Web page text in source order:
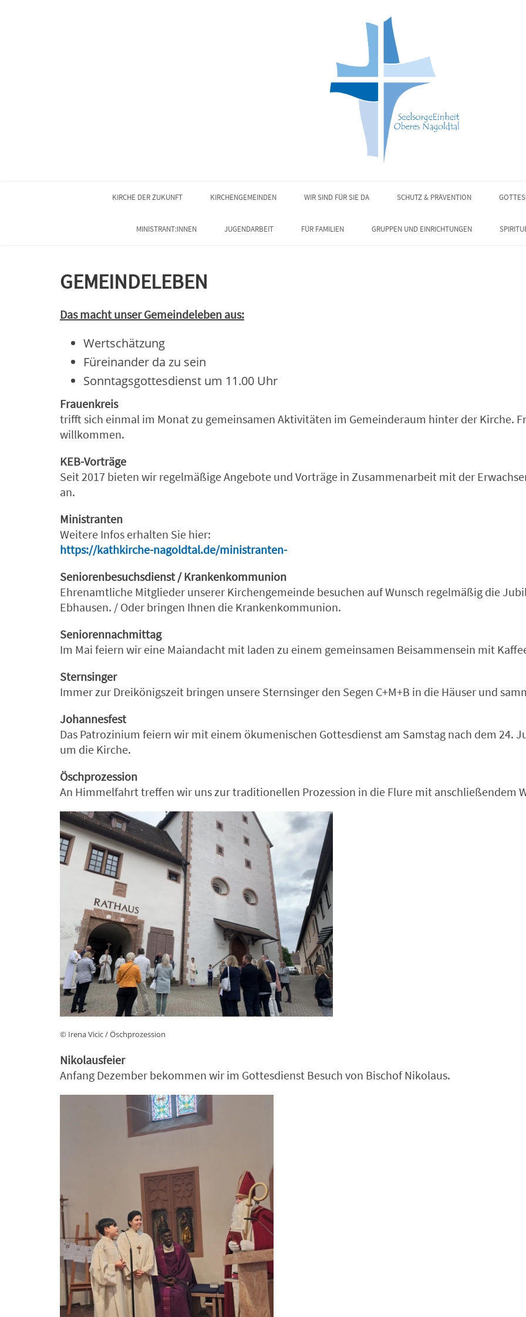
KIRCHE DER ZUKUNFT KIRCHENGEMEINDEN WIR SIND FÜR SIE DA SCHUTZ & PRÄVENTION
MINISTRANT:INNEN JUGENDARBEIT FÜR FAMILIEN GRUPPEN UND EINRICHTUNGEN
GEMEINDELEBEN
Das macht unser Gemeindeleben aus:
Wertschätzung
Füreinander da zu sein
Sonntagsgottesdienst um 11.00 Uhr
Frauenkreis
trifft sich einmal im Monat zu gemeinsamen Aktivitäten im Gemeinderaum hinter der Kirche.
willkommen.
KEB-Vorträge
Seit 2017 bieten wir regelmäßige Angebote und Vorträge in Zusammenarbeit mit der
an.
Ministranten
Weitere Infos erhalten Sie hier:
https://kathkirche-nagoldtal.de/ministranten-
Seniorenbesuchsdienst / Krankenkommunion
Ehrenamtliche Mitglieder unserer Kirchengemeinde besuchen auf Wunsch regelmäßig die
Ebhausen. / Oder bringen Ihnen die Krankenkommunion.
Seniorennachmittag
Im Mai feiern wir eine Maiandacht mit laden zu einem gemeinsamen Beisammensein mit
Sternsinger
Immer zur Dreikönigszeit bringen unsere Sternsinger den Segen C+M+B in die Häuser und
Johannesfest
Das Patrozinium feiern wir mit einem ökumenischen Gottesdienst am Samstag nach dem 24.
um die Kirche.
Öschprozession
An Himmelfahrt treffen wir uns zur traditionellen Prozession in die Flure mit anschließendem
© Irena Vicic / Öschprozession
Nikolausfeier
Anfang Dezember bekommen wir im Gottesdienst Besuch von Bischof Nikolaus.